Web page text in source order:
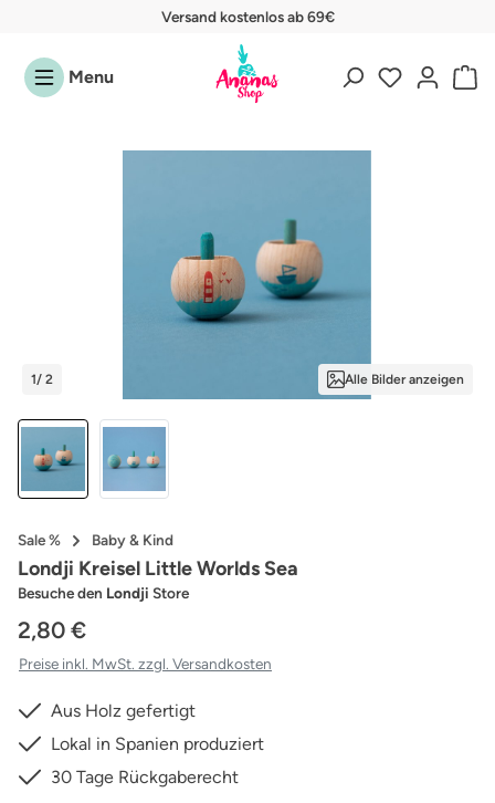
Zum Hauptinhalt springenVersand kostenlos ab 69€
Menu
1/ 2 Alle Bilder anzeigen
Sale % Baby & Kind
Londji Kreisel Little Worlds Sea
Besuche den Londji Store
2,80 €
Preise inkl. MwSt. zzgl. Versandkosten
Aus Holz gefertigt
Lokal in Spanien produziert
30 Tage Rückgaberecht